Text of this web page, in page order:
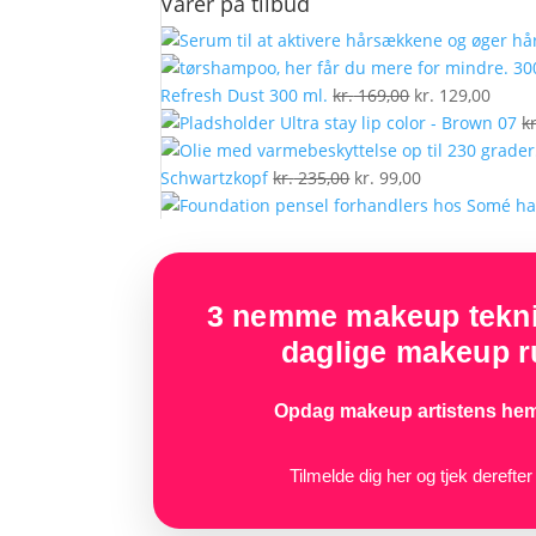
Refresh Dust 300 ml. kr.169,00 Den
oprindelige
pris
var:
kr. 169,00.
kr. 129,00Den
pris
kr.
Ultra stay lip color - Brown 07
Schwartzkopf kr.235,00 Den
oprindelige
var:
kr. 99,00Den
aktuelle
er:
3 nemme makeup
daglige makeup
Opdag makeup artistens
Tilmelde dig her og tjek